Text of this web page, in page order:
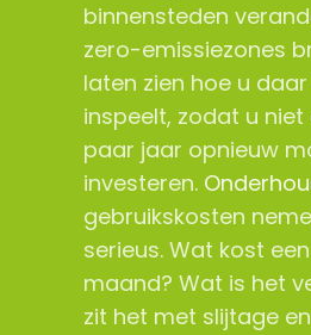
binnensteden
zero-emissiezones
laten zien hoe u
inspeelt, zodat u niet
paar jaar opnieuw
investeren.
gebruikskosten
serieus. Wat kost
maand? Wat is het
zit het met slijtage